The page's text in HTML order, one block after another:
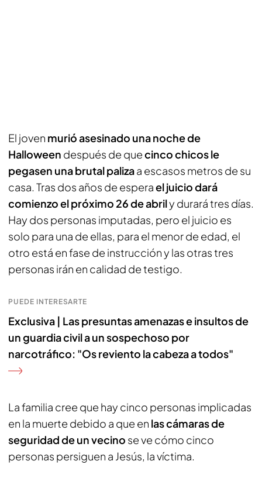
El joven murió asesinado una noche de
Halloween después de quecinco chicos le
pegasen una brutal palizaa escasos metros de su
casa. Tras dos años de esperael juicio dará
comienzo el próximo 26 de abrily durará tres días.
Hay dos personas imputadas, pero el juicio es
solo para una de ellas, para el menor de edad, el
otro está en fase de instrucción y las otras tres
personas irán en calidad de testigo.
PUEDE INTERESARTE
Exclusiva | Las presuntas amenazas e insultos de
un guardia civil a un sospechoso por
narcotráfico: "Os reviento la cabeza a todos"
La familia cree que hay cinco personas implicadas
en la muerte debido a que en las cámaras de
seguridad de un vecino se ve cómo cinco
personas persiguen a Jesús, la víctima.